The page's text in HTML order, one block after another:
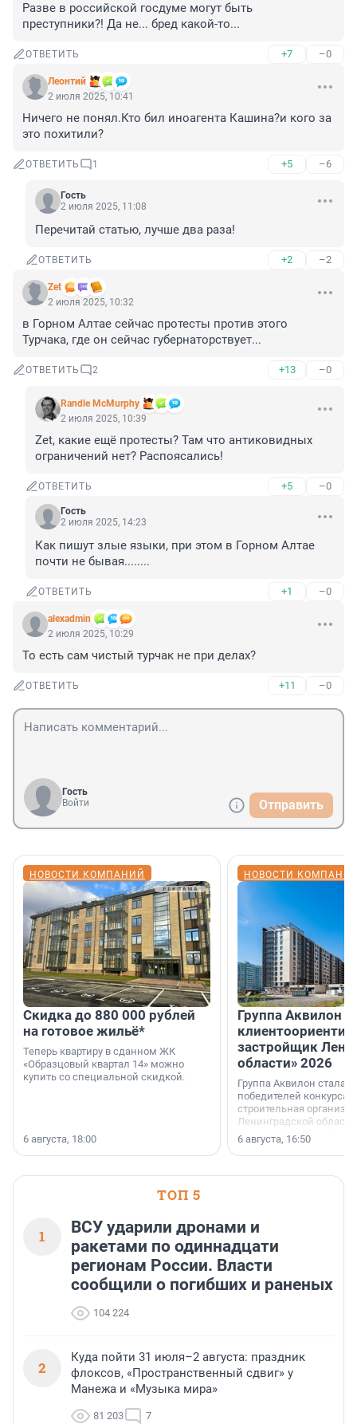
Разве в российской госдуме могут быть
преступники?! Да не... бред какой-то...
ОТВЕТИТЬ +7 –0
Леонтий
2 июля 2025, 10:41
Ничего не понял.Кто бил иноагента Кашина?и кого за
это похитили?
ОТВЕТИТЬ 1 +5 –6
Гость
2 июля 2025, 11:08
Перечитай статью, лучше два раза!
ОТВЕТИТЬ +2 –2
Zet
2 июля 2025, 10:32
в Горном Алтае сейчас протесты против этого
Турчака, где он сейчас губернаторствует...
ОТВЕТИТЬ 2 +13 –0
Randle McMurphy
2 июля 2025, 10:39
Zet, какие ещё протесты? Там что антиковидных
ограничений нет? Распоясались!
ОТВЕТИТЬ +5 –0
Гость
2 июля 2025, 14:23
Как пишут злые языки, при этом в Горном Алтае
почти не бывая........
ОТВЕТИТЬ +1 –0
alexadmin
2 июля 2025, 10:29
То есть сам чистый турчак не при делах?
ОТВЕТИТЬ +11 –0
Гость
Войти
Отправить
НОВОСТИ КОМПАНИЙ
Скидка до 880 000 рублей
на готовое жильё*
Теперь квартиру в сданном ЖК
«Образцовый квартал 14» можно
купить со специальной скидкой.
6 августа, 18:00
НОВОСТИ
Группа Аквилон
застройщик
области» 2026
Группа Аквилон стала
победителей конкурса
строительная
Ленинградской области
номинации «Самый
застройщик
области».
6 августа, 16:50
ТОП 5
1
ВСУ ударили дронами и
ракетами по одиннадцати
регионам России. Власти
сообщили о погибших и раненых
104 224
2
Куда пойти 31 июля–2 августа: праздник
флоксов, «Пространственный сдвиг» у
Манежа и «Музыка мира»
81 203 7